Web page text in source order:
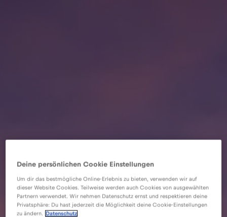
Deine persönlichen Cookie Einstellungen
Um dir das bestmögliche Online-Erlebnis zu bieten, verwenden wir auf
dieser Website Cookies. Teilweise werden auch Cookies von ausgewählten
Partnern verwendet. Wir nehmen Datenschutz ernst und respektieren deine
Privatsphäre: Du hast jederzeit die Möglichkeit deine Cookie-Einstellungen
zu ändern.
Datenschutz